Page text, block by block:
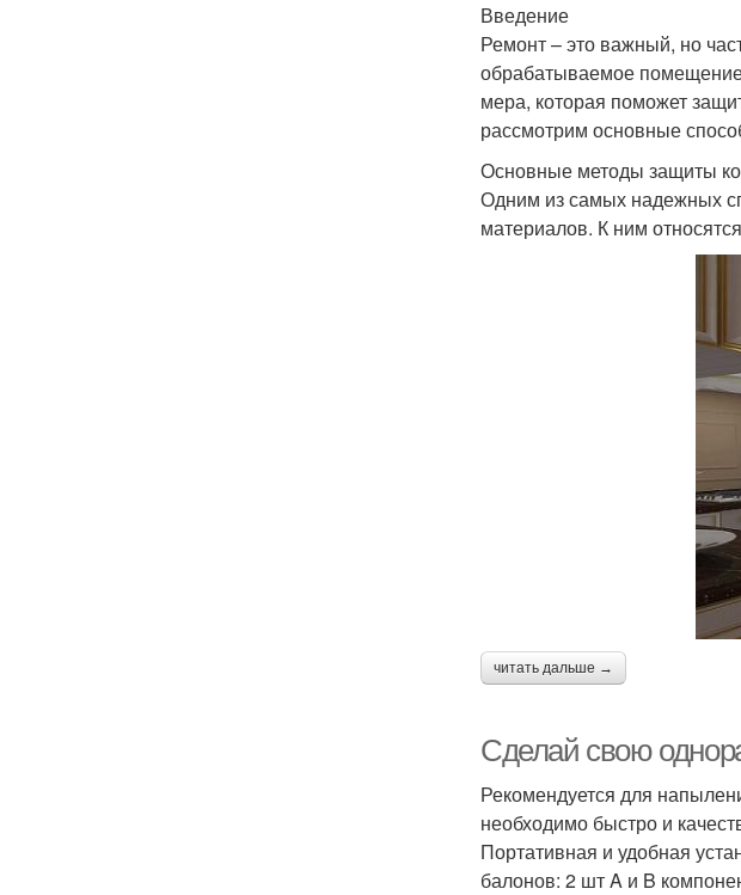
Введение
Ремонт – это важный, но
обрабатываемое
мера, которая поможет
рассмотрим основные
Основные методы защиты
Одним из самых надежных
материалов. К ним
читать дальше →
Сделай свою
Рекомендуется для
необходимо быстро и
Портативная и удобная
балонов: 2 шт A и B